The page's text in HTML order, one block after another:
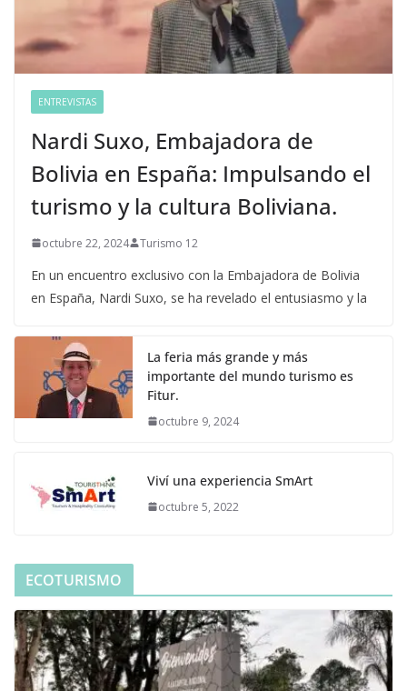
ENTREVISTAS
Nardi Suxo, Embajadora de
Bolivia en España: Impulsando el
turismo y la cultura Boliviana.
octubre 22, 2024 Turismo 12
En un encuentro exclusivo con la Embajadora de Bolivia
en España, Nardi Suxo, se ha revelado el entusiasmo y la
La feria más grande y más
importante del mundo turismo es
Fitur.
octubre 9, 2024
Viví una experiencia SmArt
octubre 5, 2022
ECOTURISMO